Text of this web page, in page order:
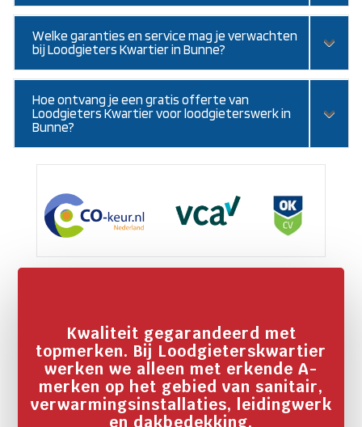
Welke garanties en service mag je verwachten
bij Loodgieters Kwartier in Bunne?
Hoe ontvang je een gratis offerte van
Loodgieters Kwartier voor loodgieterswerk in
Bunne?
Kwaliteit gegarandeerd met
topmerken. Bij Loodgieterskwartier
werken we alleen met erkende A-
merken op het gebied van sanitair,
verwarmingsinstallaties, leidingwerk
en dakbedekking.